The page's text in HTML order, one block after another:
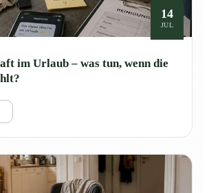
14
JUL
im Urlaub – was tun, wenn die